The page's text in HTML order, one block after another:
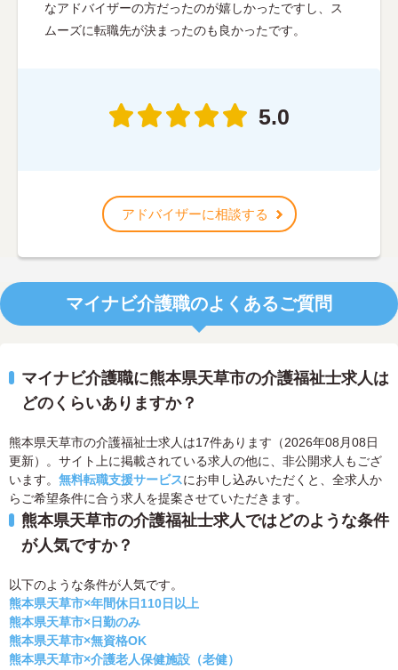
なアドバイザーの方だったのが嬉しかったですし、ス
ムーズに転職先が決まったのも良かったです。
5.0
アドバイザーに相談する
マイナビ介護職のよくあるご質問
マイナビ介護職に熊本県天草市の介護福祉士求人は
どのくらいありますか？
熊本県天草市の介護福祉士求人は17件あります（2026年08月08日
更新）。サイト上に掲載されている求人の他に、非公開求人もござ
います。 無料転職支援サービスにお申し込みいただくと、全求人か
らご希望条件に合う求人を提案させていただきます。
熊本県天草市の介護福祉士求人ではどのような条件
が人気ですか？
以下のような条件が人気です。
熊本県天草市×年間休日110日以上
熊本県天草市×日勤のみ
熊本県天草市×無資格OK
熊本県天草市×介護老人保健施設（老健）